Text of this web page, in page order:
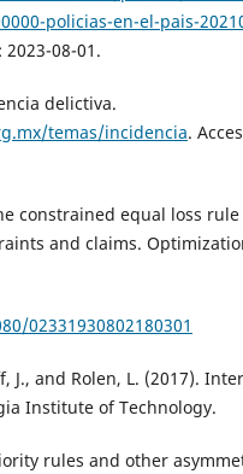
policias-en-el-pais-
2023-08-01.
delictiva.
temas/incidencia.
constrained equal loss
and claims.
02331930802180301
J., and Rolen, L. (2017).
Institute of Technology.
rules and other